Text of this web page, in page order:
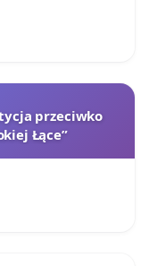
przeciwko
Łące”